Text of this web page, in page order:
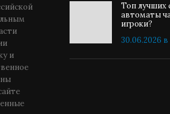
и
Топ лучших
автоматы
игроки?
30.06.2026 в